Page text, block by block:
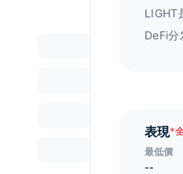
LIGHT
DeFi
表現*
最低價
--